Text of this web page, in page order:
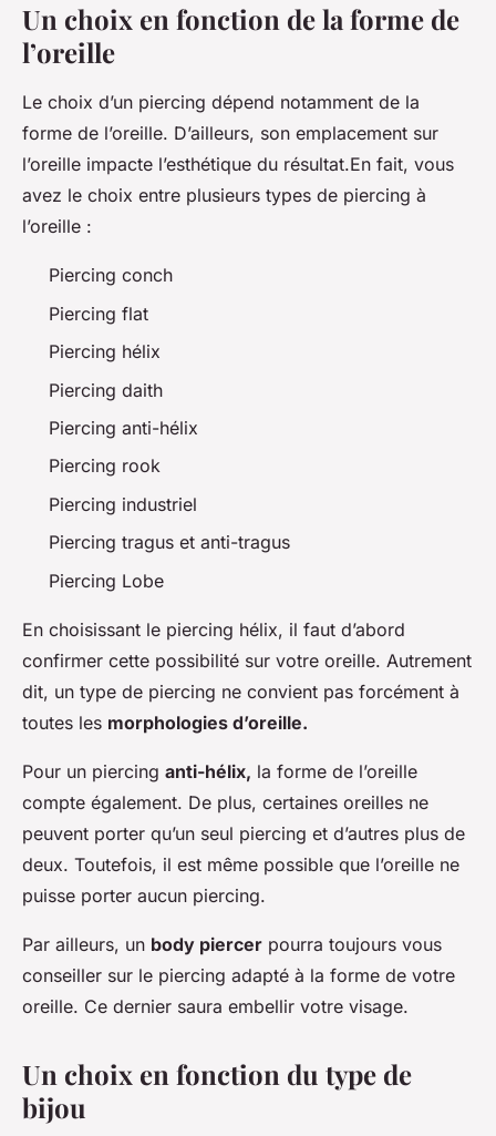
Un choix en fonction de la forme de
l’oreille
Le choix d’un piercing dépend notamment de la
forme de l’oreille. D’ailleurs, son emplacement sur
l’oreille impacte l’esthétique du résultat.En fait, vous
avez le choix entre plusieurs types de piercing à
l’oreille :
Piercing conch
Piercing flat
Piercing hélix
Piercing daith
Piercing anti-hélix
Piercing rook
Piercing industriel
Piercing tragus et anti-tragus
Piercing Lobe
En choisissant le piercing hélix, il faut d’abord
confirmer cette possibilité sur votre oreille. Autrement
dit, un type de piercing ne convient pas forcément à
toutes les morphologies d’oreille.
Pour un piercing anti-hélix, la forme de l’oreille
compte également. De plus, certaines oreilles ne
peuvent porter qu’un seul piercing et d’autres plus de
deux. Toutefois, il est même possible que l’oreille ne
puisse porter aucun piercing.
Par ailleurs, un body piercer pourra toujours vous
conseiller sur le piercing adapté à la forme de votre
oreille. Ce dernier saura embellir votre visage.
Un choix en fonction du type de
bijou